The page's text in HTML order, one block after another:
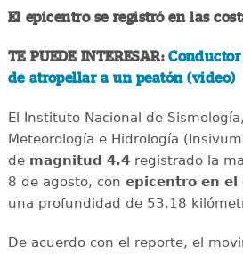
El epicentro se registró en las
TE PUEDE INTERESAR:
de atropellar a un peatón (video)
El Instituto Nacional de
Meteorología e Hidrología
de magnitud 4.4registrado la
8 de agosto, con epicentro en el
una profundidad de 53.18
De acuerdo con el reporte, el